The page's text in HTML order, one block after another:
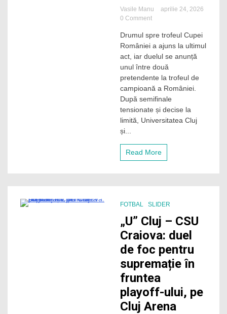
Vasile Manu
aprilie 24, 2026
0 Commenton
drumurile
duc
la
Sibiu
13
mai!
„U”
Cluj
și
lupta
pentru
Drumul spre trofeul Cupei
României a ajuns la ultimul
act, iar duelul se anunță
unul între două
pretendente la trofeul de
campioană a României.
După semifinale
tensionate și decise la
limită, Universitatea Cluj
și...
Read More
FOTBAL SLIDER
„U” Cluj – CSU
Craiova: duel
de foc pentru
supremație în
fruntea
playoff-ului, pe
Cluj Arena